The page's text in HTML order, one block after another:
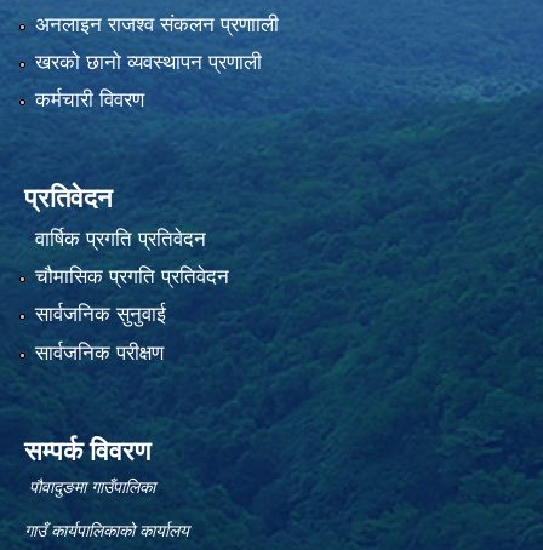
अनलाइन राजश्व संकलन प्रणााली
खरको छानो व्यवस्थापन प्रणाली
कर्मचारी विवरण
प्रतिवेदन
वार्षिक प्रगति प्रतिवेदन
चौमासिक प्रगति प्रतिवेदन
सार्वजनिक सुनुवाई
सार्वजनिक परीक्षण
सम्पर्क विवरण
पौवादुङमा गाउँपालिका
गाउँ कार्यपालिकाको कार्यालय